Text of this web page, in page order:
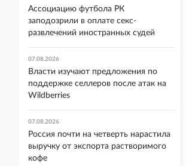
Ассоциацию футбола РК
заподозрили в оплате секс-
развлечений иностранных судей
07.08.2026
Власти изучают предложения по
поддержке селлеров после атак на
Wildberries
07.08.2026
Россия почти на четверть нарастила
выручку от экспорта растворимого
кофе